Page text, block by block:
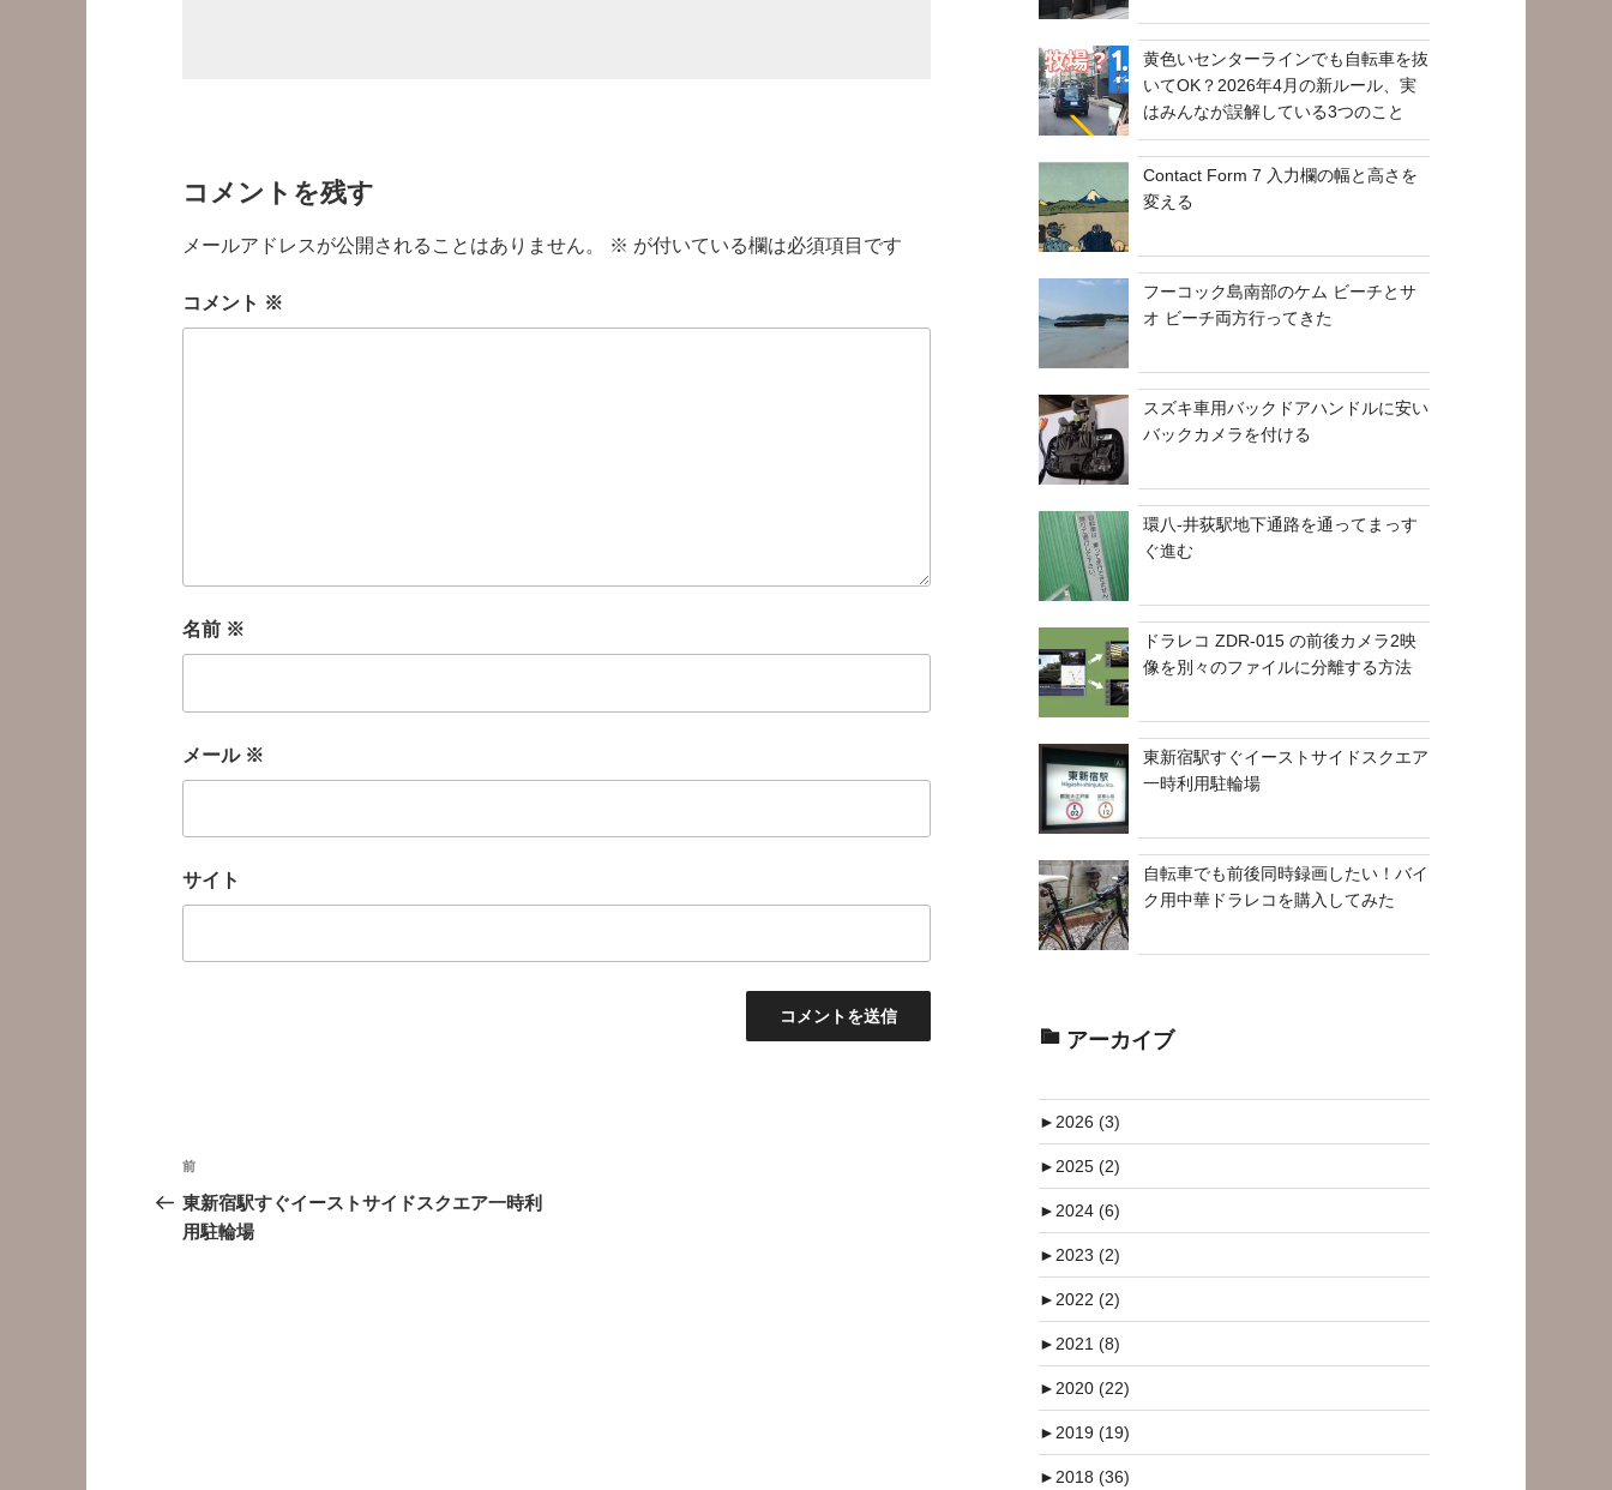
コメントを残す
メールアドレスが公開されることはありません。 ※ が付いている欄は必須項目です
コメント ※
名前 ※
メール ※
サイト
投
稿
ナ
前
の
投
前
東新宿駅すぐイーストサイドスクエア一時利
用駐輪場
黄色いセンターラインでも自転車を抜
いてOK？2026年4月の新ルール、実
はみんなが誤解している3つのこと
Contact Form 7 入力欄の幅と高さを
変える
フーコック島南部のケム ビーチとサ
オ ビーチ両方行ってきた
スズキ車用バックドアハンドルに安い
バックカメラを付ける
環八-井荻駅地下通路を通ってまっす
ぐ進む
ドラレコ ZDR-015 の前後カメラ2映
像を別々のファイルに分離する方法
東新宿駅すぐイーストサイドスクエア
一時利用駐輪場
自転車でも前後同時録画したい！バイ
ク用中華ドラレコを購入してみた
アーカイブ
►2026 (3)
►2025 (2)
►2024 (6)
►2023 (2)
►2022 (2)
►2021 (8)
►2020 (22)
►2019 (19)
►2018 (36)